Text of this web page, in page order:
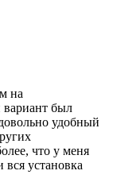
на
вариант был
удобный
что у меня
вся установка